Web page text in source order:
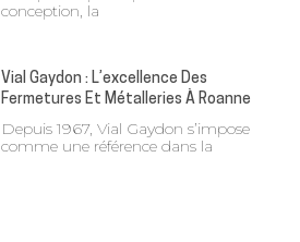
conception, la
Vial Gaydon : L’excellence Des
Fermetures Et Métalleries À Roanne
Depuis 1967, Vial Gaydon s’impose
comme une référence dans la